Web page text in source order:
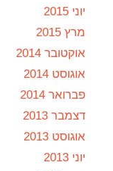
יוני 2015
מרץ 2015
אוקטובר 2014
אוגוסט 2014
פברואר 2014
דצמבר 2013
אוגוסט 2013
יוני 2013